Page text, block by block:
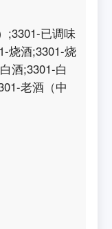
;3301-已调味
烧酒;3301-烧
酒;3301-白
老酒（中